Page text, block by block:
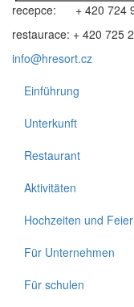
recepce: + 420 724
restaurace: + 420 725
info@hresort.cz
Einführung
Unterkunft
Restaurant
Aktivitäten
Hochzeiten und
Für Unternehmen
Für schulen